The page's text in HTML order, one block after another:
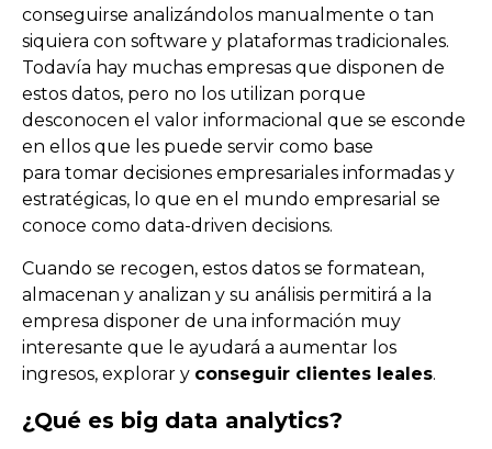
conseguirse analizándolos manualmente o tan
siquiera con software y plataformas tradicionales.
Todavía hay muchas empresas que disponen de
estos datos, pero no los utilizan porque
desconocen el valor informacional que se esconde
en ellos que les puede servir como base
para tomar decisiones empresariales informadas y
estratégicas, lo que en el mundo empresarial se
conoce como data-driven decisions.
Cuando se recogen, estos datos se formatean,
almacenan y analizan y su análisis permitirá a la
empresa disponer de una información muy
interesante que le ayudará a aumentar los
ingresos, explorar y conseguir clientes leales.
¿Qué es big data analytics?